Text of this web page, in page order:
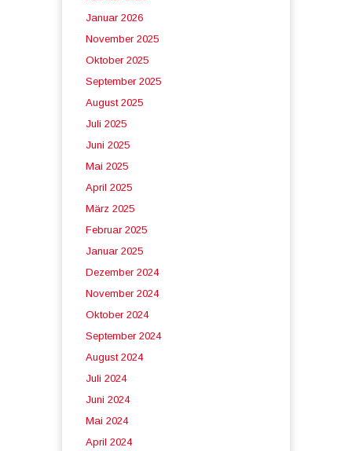
Januar 2026
November 2025
Oktober 2025
September 2025
August 2025
Juli 2025
Juni 2025
Mai 2025
April 2025
März 2025
Februar 2025
Januar 2025
Dezember 2024
November 2024
Oktober 2024
September 2024
August 2024
Juli 2024
Juni 2024
Mai 2024
April 2024